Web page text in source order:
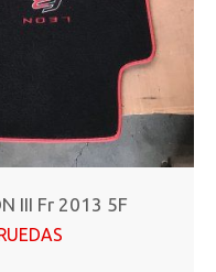
III Fr 2013 5F